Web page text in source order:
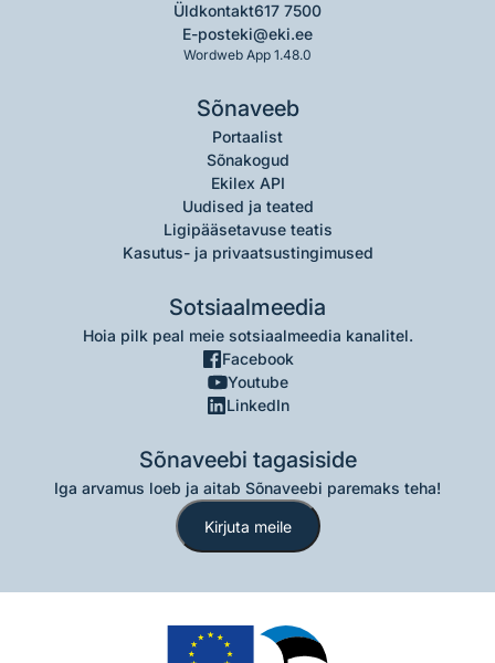
Üldkontakt617 7500
E-posteki@eki.ee
Wordweb App 1.48.0
Sõnaveeb
Portaalist
Sõnakogud
Ekilex API
Uudised ja teated
Ligipääsetavuse teatis
Kasutus- ja privaatsustingimused
Sotsiaalmeedia
Hoia pilk peal meie sotsiaalmeedia kanalitel.
Facebook
Youtube
LinkedIn
Sõnaveebi tagasiside
Iga arvamus loeb ja aitab Sõnaveebi paremaks teha!
Kirjuta meile